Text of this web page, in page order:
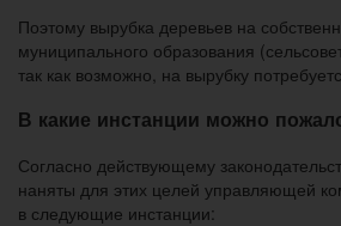
Поэтому вырубка деревьев на
муниципального образования
так как возможно, на вырубку
В какие инстанции можно
Согласно действующему
наняты для этих целей управляющей
в следующие инстанции: